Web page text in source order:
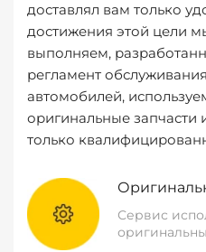
доставлял вам только
достижения этой цели
выполняем,
регламент
автомобилей,
оригинальные запчасти
только
Сервис